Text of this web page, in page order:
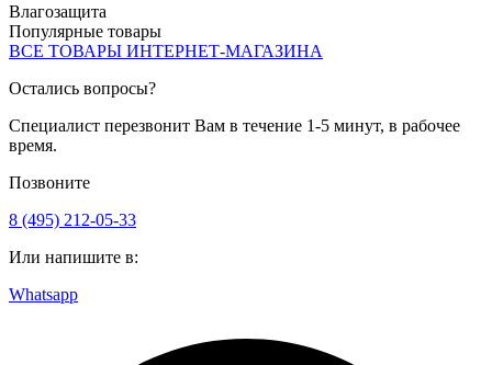
Влагозащита
Популярные товары
ВСЕ ТОВАРЫ ИНТЕРНЕТ-МАГАЗИНА
Остались вопросы?
Специалист перезвонит Вам в течение 1-5 минут, в рабочее
время.
Позвоните
8 (495) 212-05-33
Или напишите в:
Whatsapp